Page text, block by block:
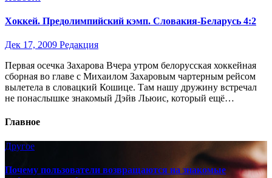
Хоккей. Предолимпийский кэмп. Словакия-Беларусь 4:2
Дек 17, 2009 Редакция
Первая осечка Захарова Вчера утром белорусская хоккейная
сборная во главе с Михаилом Захаровым чартерным рейсом
вылетела в словацкий Кошице. Там нашу дружину встречал
не понаслышке знакомый Дэйв Льюис, который ещё…
Главное
Другое
Почему пользователи возвращаются на знакомые